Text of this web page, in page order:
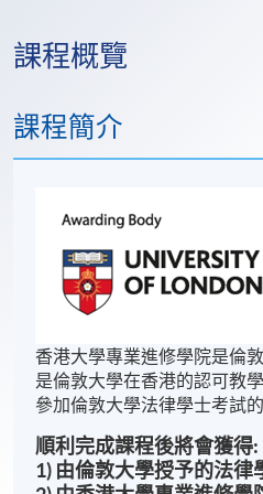
課程概覽
課程簡介
香港大學專業進修學院是倫
是倫敦大學在香港的認可教
參加倫敦大學法律學士考試
順利完成課程後將會獲得:
1) 由倫敦大學授予的法律